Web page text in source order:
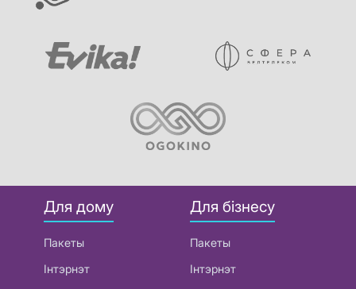
Для дому
Пакеты
Інтэрнэт
Для бізнесу
Пакеты
Інтэрнэт